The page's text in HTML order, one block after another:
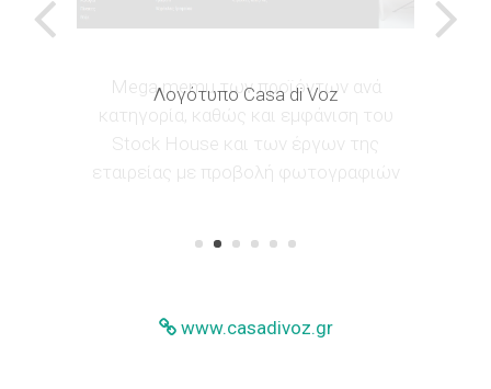
Mega memu των προϊόντων ανά
κατηγορία, καθώς και εμφάνιση του
Stock House και των έργων της
εταιρείας με προβολή φωτογραφιών
www.casadivoz.gr